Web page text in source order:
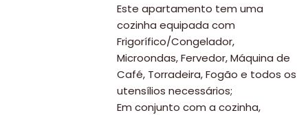
Este apartamento tem uma
cozinha equipada com
Frigorífico/Congelador,
Microondas, Fervedor, Máquina de
Café, Torradeira, Fogão e todos os
utensílios necessários;
Em conjunto com a cozinha,